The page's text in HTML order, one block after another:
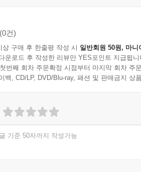
기 위해서는 가능하면 목요일이나 금요
잡으면 좋겠다. 이게 습관이 되면 지금
손품 발품은 경험치가 쌓여야 빠르게
하길 바란다.
일 상담을 해주며 그들이 투자에 성공
게 입소문을 통해 전해졌고, 이제는 임
정받고 있다.
자금을 최대한 줄이는 ‘매수 전략’이
최소화한다. 그렇다. 잘 알려진 갭 투
가지 않는 물건을 고른다.
(0건)
상 구매 후 한줄평 작성 시 일반회원 50원, 마니
운로드 후 작성한 리뷰만 YES포인트 지급됩니
번째 회차 주문확정 시점부터 마지막 회차 주
백, CD/LP, DVD/Blu-ray, 패션 및 판매금지 상
기준 50자까지 작성가능